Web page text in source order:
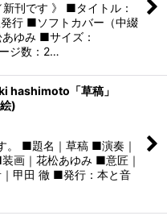
新刊です 》 ■タイトル：
行 ■ソフトカバー（中綴
ゆみ ■サイズ：
ジ数：2…
hashimoto「草稿」
)
。 ■題名｜草稿 ■演奏｜
画｜花松あゆみ ■意匠｜
甲田 徹 ■発行：本と音